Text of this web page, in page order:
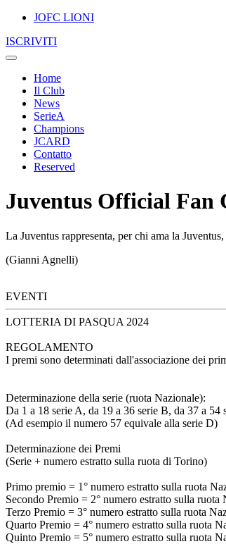
JOFC LIONI
ISCRIVITI
Home
Il Club
News
SerieA
Champions
JCARD
Contatto
Reserved
Juventus Official Fan
La Juventus rappresenta, per chi ama la
(Gianni Agnelli)
EVENTI
LOTTERIA DI PASQUA 2024
REGOLAMENTO
I premi sono determinati dall'associazione dei
Determinazione della serie (ruota Nazionale):
Da 1 a 18 serie A, da 19 a 36 serie B, da 37 a
(Ad esempio il numero 57 equivale alla serie D)
Determinazione dei Premi
(Serie + numero estratto sulla ruota di Torino)
Primo premio = 1° numero estratto sulla ruota
Secondo Premio = 2° numero estratto sulla
Terzo Premio = 3° numero estratto sulla ruota
Quarto Premio = 4° numero estratto sulla ruota
Quinto Premio = 5° numero estratto sulla ruota